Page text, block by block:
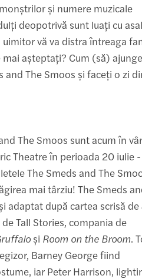
și numere muzicale
deopotrivă sunt luați cu
vă va distra întreaga
mai așteptați? Cum (să)
and The Smoos și faceți o zi
The Smoos sunt acum în
Theatre în perioada 20 iulie
The Smeds and The
mai târziu! The Smeds
adaptat după cartea scrisă de
Tall Stories, compania de
și Room on the Broom.
Barney George fiind
iar Peter Harrison,